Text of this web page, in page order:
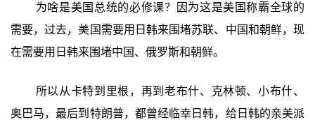
为啥是美国总统的必修课？因为这是美国称霸全球的
需要，过去，美国需要用日韩来围堵苏联、中国和朝鲜，现
在需要用日韩来围堵中国、俄罗斯和朝鲜。
所以从卡特到里根，再到老布什、克林顿、小布什、
奥巴马，最后到特朗普，都曾经临幸日韩，给日韩的亲美派